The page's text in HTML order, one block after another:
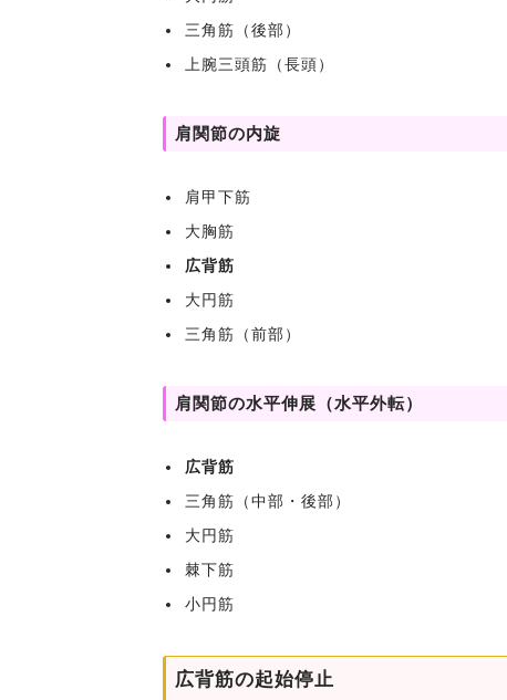
三角筋（後部）
上腕三頭筋（長頭）
肩関節の内旋
肩甲下筋
大胸筋
広背筋
大円筋
三角筋（前部）
肩関節の水平伸展（水平外転）
広背筋
三角筋（中部・後部）
大円筋
棘下筋
小円筋
広背筋の起始停止